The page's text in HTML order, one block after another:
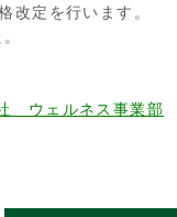
定を行います。
ウェルネス事業部